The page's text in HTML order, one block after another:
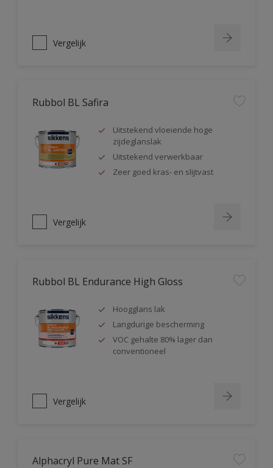
Vergelijk
Rubbol BL Safira
Uitstekend vloeiende hoge
zijdeglanslak
Uitstekend verwerkbaar
Zeer goed kras- en slijtvast
Vergelijk
Rubbol BL Endurance High Gloss
Hoogglans lak
Langdurige bescherming
VOC gehalte 80% lager dan
conventioneel
Vergelijk
Alphacryl Pure Mat SF